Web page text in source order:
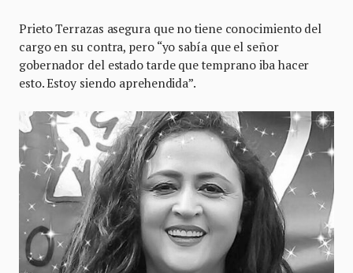
Prieto Terrazas asegura que no tiene conocimiento del
cargo en su contra, pero “yo sabía que el señor
gobernador del estado tarde que temprano iba hacer
esto. Estoy siendo aprehendida”.